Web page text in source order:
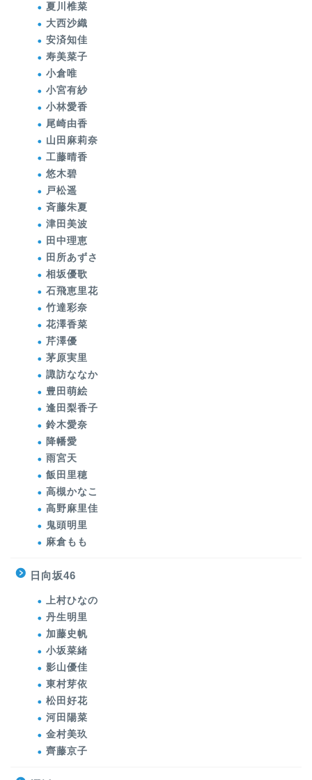
夏川椎菜
大西沙織
安済知佳
寿美菜子
小倉唯
小宮有紗
小林愛香
尾崎由香
山田麻莉奈
工藤晴香
悠木碧
戸松遥
斉藤朱夏
津田美波
田中理恵
田所あずさ
相坂優歌
石飛恵里花
竹達彩奈
花澤香菜
芹澤優
茅原実里
諏訪ななか
豊田萌絵
逢田梨香子
鈴木愛奈
降幡愛
雨宮天
飯田里穂
高槻かなこ
高野麻里佳
鬼頭明里
麻倉もも
日向坂46
上村ひなの
丹生明里
加藤史帆
小坂菜緒
影山優佳
東村芽依
松田好花
河田陽菜
金村美玖
齊藤京子